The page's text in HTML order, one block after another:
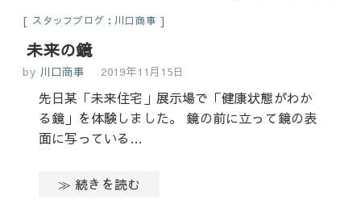
スタッフブログ：川口商事
未来の鏡
by 川口商事 2019年11月15日
先日某「未来住宅」展示場で「健康状態がわか
る鏡」を体験しました。 鏡の前に立って鏡の表
面に写っている…
≫ 続きを読む